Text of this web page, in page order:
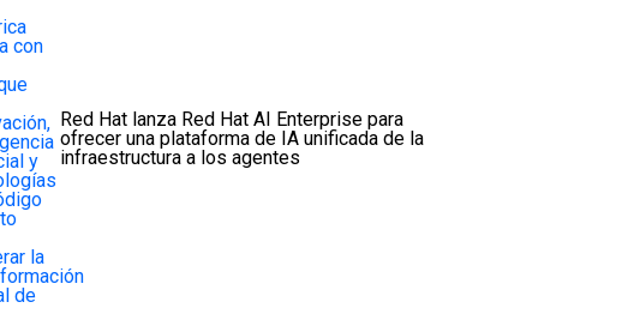
Red Hat lanza Red Hat AI Enterprise para
ofrecer una plataforma de IA unificada de la
infraestructura a los agentes